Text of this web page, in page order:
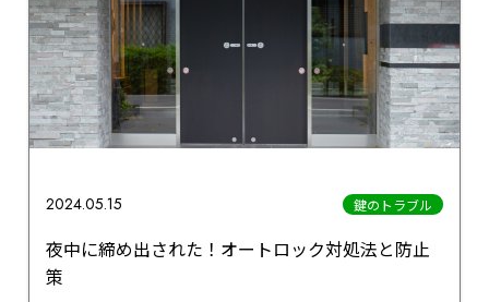
2024.05.15 鍵のトラブル
夜中に締め出された！オートロック対処法と防止
策